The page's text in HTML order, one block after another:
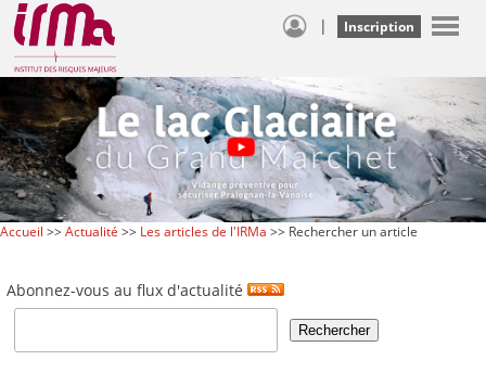
| Inscription
Accueil >>Actualité >> Les articles de l'IRMa >> Rechercher un article
Abonnez-vous au flux d'actualité